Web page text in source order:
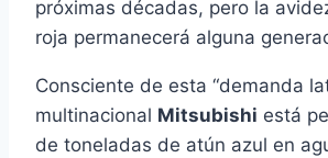
próximas décadas, pero la
roja permanecerá alguna
Consciente de esta “demanda
multinacional Mitsubishi está
de toneladas de atún azul en